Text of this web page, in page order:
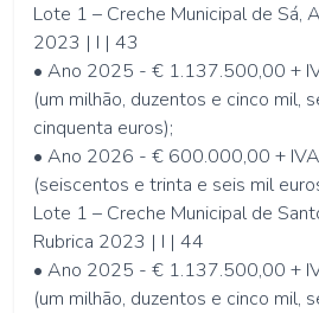
Lote 1 – Creche Municipal de Sá,
2023 | I | 43
• Ano 2025 - € 1.137.500,00 +
(um milhão, duzentos e cinco mil,
cinquenta euros);
• Ano 2026 - € 600.000,00 +
(seiscentos e trinta e seis mil
Lote 1 – Creche Municipal de
Rubrica 2023 | I | 44
• Ano 2025 - € 1.137.500,00 +
(um milhão, duzentos e cinco mil,